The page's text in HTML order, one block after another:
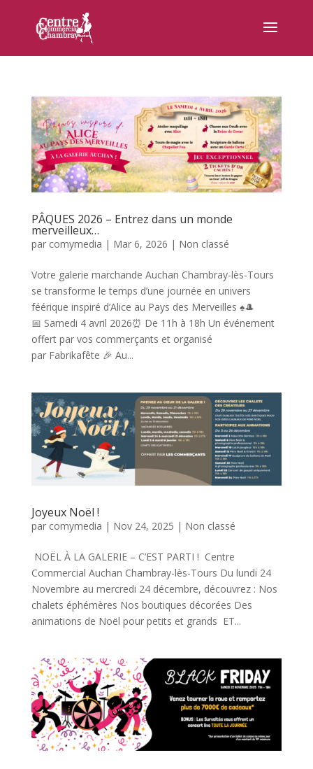
PÂQUES 2026 – Entrez dans un monde
merveilleux…
par comymedia | Mar 6, 2026 | Non classé
Votre galerie marchande Auchan Chambray-lès-Tours
se transforme le temps d’une journée en univers
féérique inspiré d’Alice au Pays des Merveilles ♠️🎩
📅 Samedi 4 avril 2026⏰ De 11h à 18h Un événement
offert par vos commerçants et organisé
par Fabrikafête 🎉 Au...
Joyeux Noël !
par comymedia | Nov 24, 2025 | Non classé
NOËL À LA GALERIE – C’EST PARTI ! Centre
Commercial Auchan Chambray-lès-Tours Du lundi 24
Novembre au mercredi 24 décembre, découvrez : Nos
chalets éphémères Nos boutiques décorées Des
animations de Noël pour petits et grands ET...